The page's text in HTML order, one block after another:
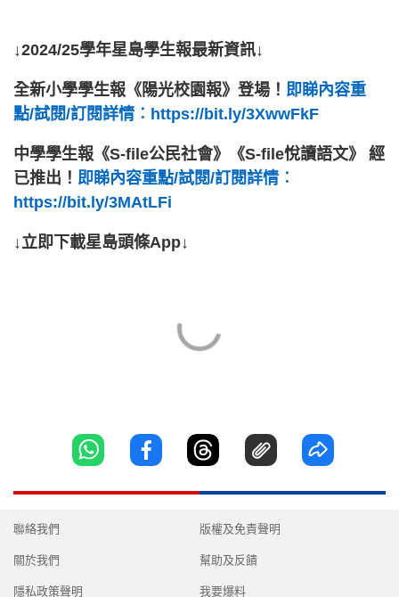
↓2024/25學年星島學生報最新資訊↓
全新小學學生報《陽光校園報》登場！ 即睇內容重
點/試閱/訂閱詳情︰https://bit.ly/3XwwFkF
中學學生報《S-file公民社會》《S-file悅讀語文》 經
已推出！ 即睇內容重點/試閱/訂閱詳情︰
https://bit.ly/3MAtLFi
↓立即下載星島頭條App↓
聯絡我們
關於我們
隱私政策聲明
版權及免責聲明
幫助及反饋
我要爆料